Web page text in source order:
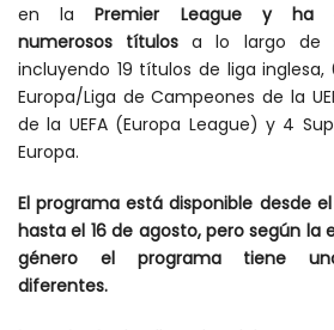
en laPremier League y ha
numerosos títulos a lo largo de
incluyendo 19 títulos de liga inglesa,
Europa/Liga de Campeones de la
de la UEFA (Europa League) y 4
Europa.
El programa está disponible desde
hasta el 16 de agosto, pero según la
género el programa tiene
diferentes.